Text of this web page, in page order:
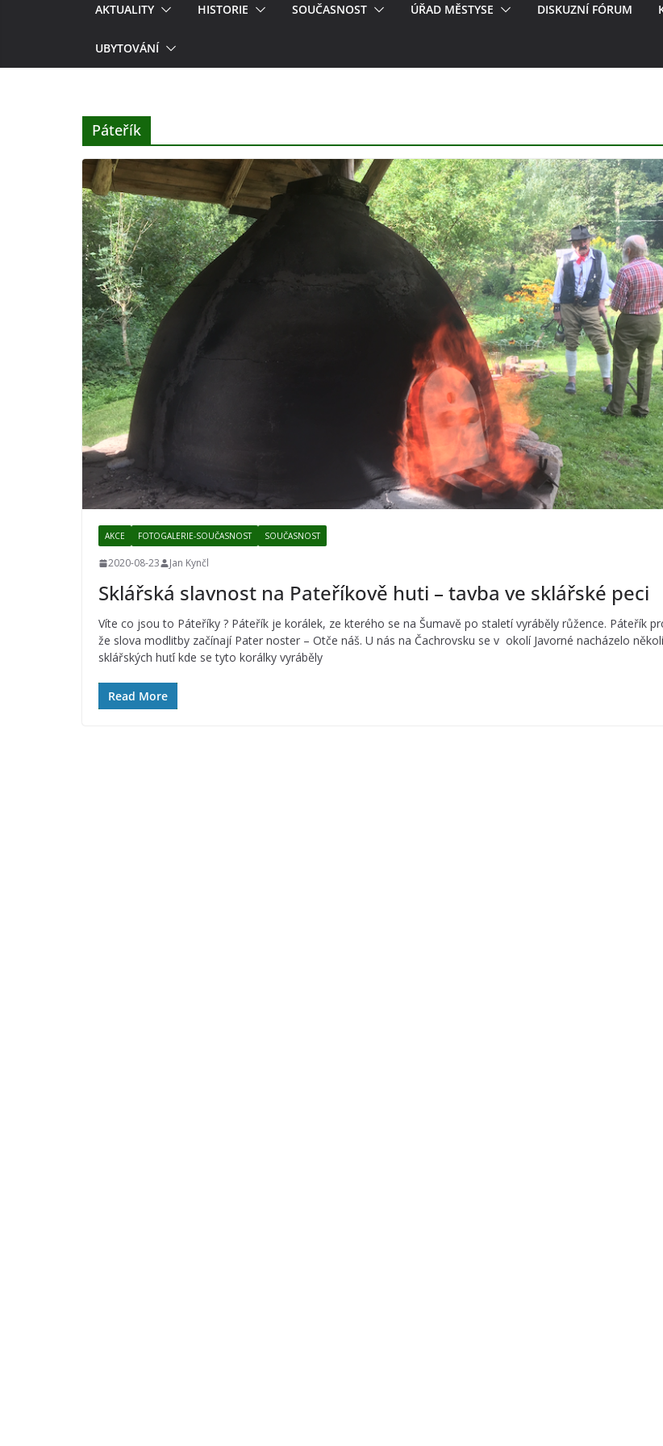
AKTUALITY HISTORIE SOUČASNOST ÚŘAD MĚSTYSE DISKUZNÍ FÓRUM
UBYTOVÁNÍ
Páteřík
AKCE FOTOGALERIE-SOUČASNOST SOUČASNOST
2020-08-23 Jan Kynčl
Sklářská slavnost na Pateříkově huti – tavba ve sklářské peci
Víte co jsou to Páteříky ? Páteřík je korálek, ze kterého se na Šumavě po staletí vyráběly růžence. Páteřík
že slova modlitby začínají Pater noster – Otče náš. U nás na Čachrovsku se v okolí Javorné nacházelo
sklářských huťí kde se tyto korálky vyráběly
Read More